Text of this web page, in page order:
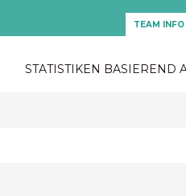
TEAM INFO
STATISTIKEN BASIEREND